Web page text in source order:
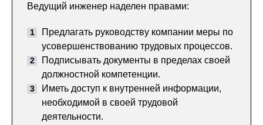
Ведущий инженер наделен правами:
Предлагать руководству компании меры по
усовершенствованию трудовых процессов.
Подписывать документы в пределах своей
должностной компетенции.
Иметь доступ к внутренней информации,
необходимой в своей трудовой
деятельности.